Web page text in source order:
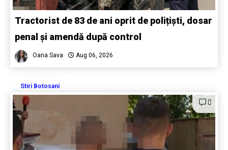
Tractorist de 83 de ani oprit de polițiști, dosar
penal și amendă după control
Oana Sava Aug 06, 2026
Stiri Botosani
0